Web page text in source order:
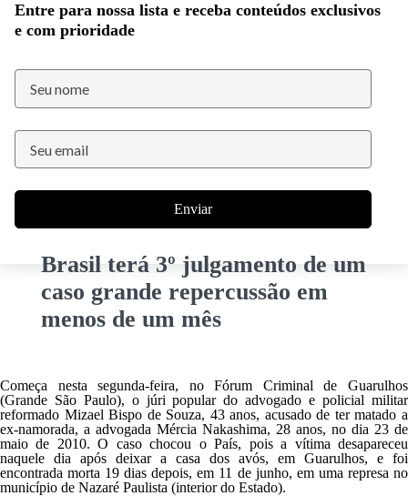
Entre para nossa lista e receba conteúdos exclusivos
e com prioridade
Enviar
Brasil terá 3º julgamento de um
caso grande repercussão em
menos de um mês
Começa nesta segunda-feira, no Fórum Criminal de Guarulhos
(Grande São Paulo), o júri popular do advogado e policial militar
reformado Mizael Bispo de Souza, 43 anos, acusado de ter matado a
ex-namorada, a advogada Mércia Nakashima, 28 anos, no dia 23 de
maio de 2010. O caso chocou o País, pois a vítima desapareceu
naquele dia após deixar a casa dos avós, em Guarulhos, e foi
encontrada morta 19 dias depois, em 11 de junho, em uma represa no
município de Nazaré Paulista (interior do Estado).